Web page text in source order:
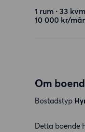
1 rum ∙ 33
10 000 kr/
Om
Bostadstyp
Detta boende